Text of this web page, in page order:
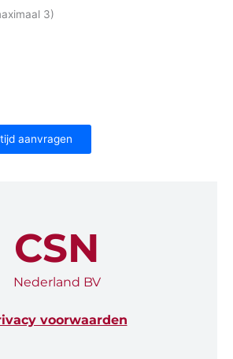
3)
aanvragen
CSN
Nederland BV
voorwaarden